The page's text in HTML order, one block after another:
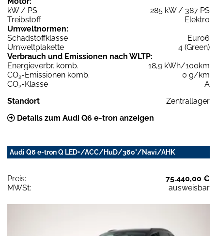
kW / PS
285 kW / 387 PS
Treibstoff
Elektro
Umweltnormen:
Schadstoffklasse
Euro6
Umweltplakette
4 (Green)
Verbrauch und Emissionen nach WLTP:
Energieverbr. komb.
18,9 kWh/100km
CO2-Emissionen komb.
0 g/km
CO2-Klasse
A
Standort
Zentrallager
Details zum Audi Q6 e-tron anzeigen
Audi Q6 e-tron Q LED+/ACC/HuD/360°/Navi/AHK
Preis:
75.440,00 €
MWSt:
ausweisbar